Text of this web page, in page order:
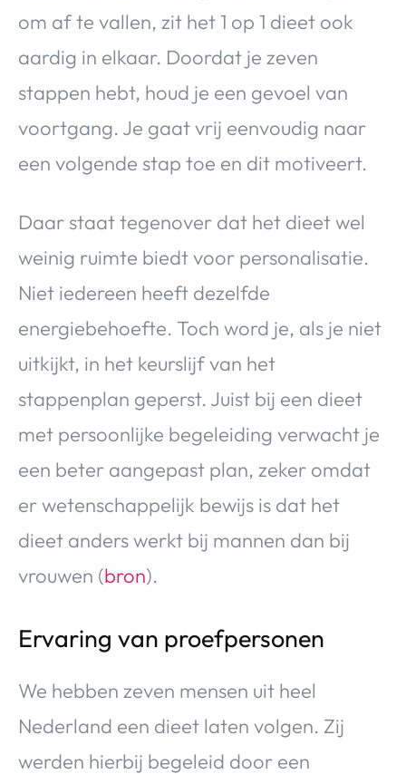
om af te vallen, zit het 1 op 1 dieet ook
aardig in elkaar. Doordat je zeven
stappen hebt, houd je een gevoel van
voortgang. Je gaat vrij eenvoudig naar
een volgende stap toe en dit motiveert.
Daar staat tegenover dat het dieet wel
weinig ruimte biedt voor personalisatie.
Niet iedereen heeft dezelfde
energiebehoefte. Toch word je, als je niet
uitkijkt, in het keurslijf van het
stappenplan geperst. Juist bij een dieet
met persoonlijke begeleiding verwacht je
een beter aangepast plan, zeker omdat
er wetenschappelijk bewijs is dat het
dieet anders werkt bij mannen dan bij
vrouwen (bron).
Ervaring van proefpersonen
We hebben zeven mensen uit heel
Nederland een dieet laten volgen. Zij
werden hierbij begeleid door een